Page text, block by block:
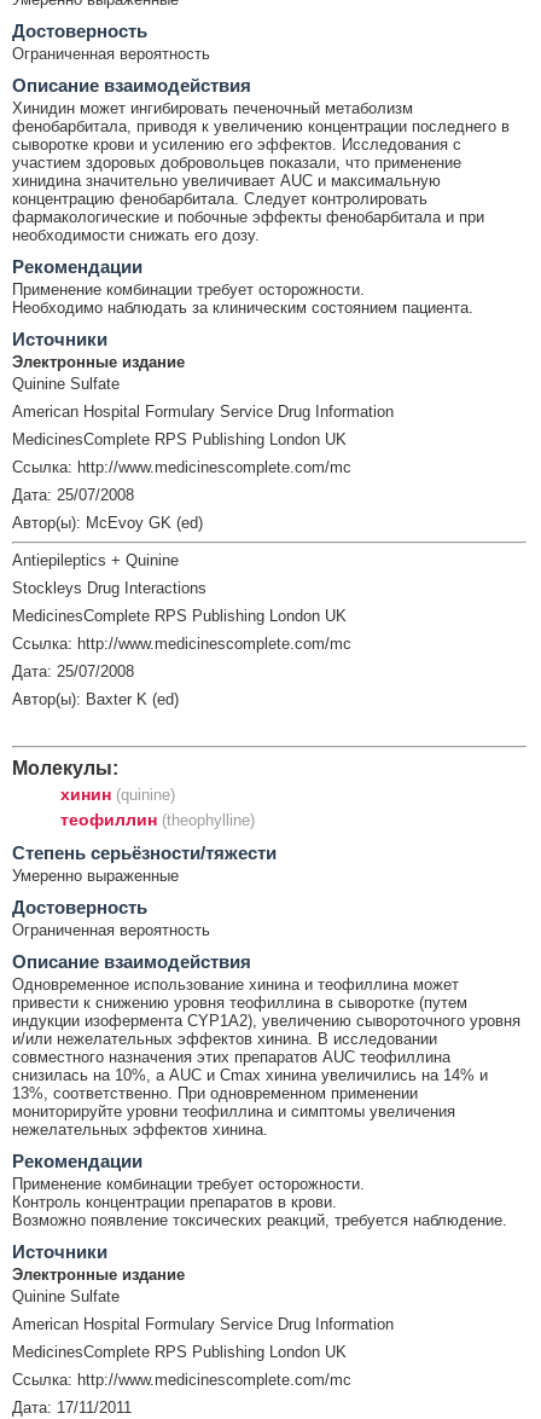
Достоверность
Ограниченная вероятность
Описание взаимодействия
Хинидин может ингибировать печеночный метаболизм
фенобарбитала, приводя к увеличению концентрации последнего в
сыворотке крови и усилению его эффектов. Исследования с
участием здоровых добровольцев показали, что применение
хинидина значительно увеличивает AUC и максимальную
концентрацию фенобарбитала. Следует контролировать
фармакологические и побочные эффекты фенобарбитала и при
необходимости снижать его дозу.
Рекомендации
Применение комбинации требует осторожности.
Необходимо наблюдать за клиническим состоянием пациента.
Источники
Электронные издание
Quinine Sulfate
American Hospital Formulary Service Drug Information
MedicinesComplete RPS Publishing London UK
Ссылка: http://www.medicinescomplete.com/mc
Дата: 25/07/2008
Автор(ы): McEvoy GK (ed)
Antiepileptics + Quinine
Stockleys Drug Interactions
MedicinesComplete RPS Publishing London UK
Ссылка: http://www.medicinescomplete.com/mc
Дата: 25/07/2008
Автор(ы): Baxter K (ed)
Молекулы:
хинин (quinine)
теофиллин (theophylline)
Cтепень серьёзности/тяжести
Умеренно выраженные
Достоверность
Ограниченная вероятность
Описание взаимодействия
Одновременное использование хинина и теофиллина может
привести к снижению уровня теофиллина в сыворотке (путем
индукции изофермента CYP1A2), увеличению сывороточного уровня
и/или нежелательных эффектов хинина. В исследовании
совместного назначения этих препаратов AUC теофиллина
снизилась на 10%, а AUC и Cmax хинина увеличились на 14% и
13%, соответственно. При одновременном применении
мониторируйте уровни теофиллина и симптомы увеличения
нежелательных эффектов хинина.
Рекомендации
Применение комбинации требует осторожности.
Контроль концентрации препаратов в крови.
Возможно появление токсических реакций, требуется наблюдение.
Источники
Электронные издание
Quinine Sulfate
American Hospital Formulary Service Drug Information
MedicinesComplete RPS Publishing London UK
Ссылка: http://www.medicinescomplete.com/mc
Дата: 17/11/2011